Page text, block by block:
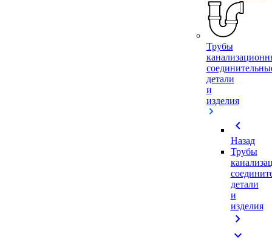
Трубы
детали
и
изделия
chevron_left
Назад
Трубы
детали
и
изделия
chevron_right
expand_more